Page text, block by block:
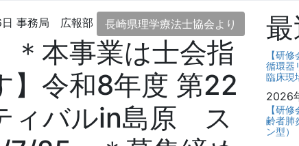
事務局 広報部 長崎県理学療法士協会より
本事業は士会指
】令和8年度 第22
ィバルin島原 ス
【研
循環器
臨床
2026
【研
齢者肺
ン型）